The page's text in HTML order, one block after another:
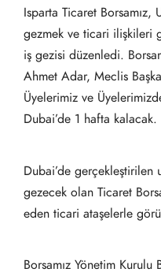
​Isparta Ticaret Borsamız,
gezmek ve ticari ilişkileri
iş gezisi düzenledi.
Ahmet Adar, Meclis
Üyelerimiz ve
Dubai’de 1 hafta kalacak.
​Dubai’de gerçekleştirilen
gezecek olan Ticaret
eden ticari ataşelerle
Borsamız Yönetim Kurulu